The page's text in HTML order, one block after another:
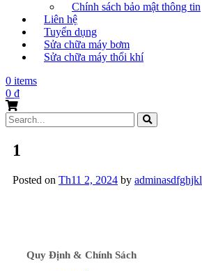
Chính sách bảo mật thông tin
Liên hệ
Tuyển dụng
Sửa chữa máy bơm
Sửa chữa máy thổi khí
0 items
0 ₫
Search
for:
1
Posted on Th11 2, 2024 by adminasdfghjkl
Quy Định & Chính Sách